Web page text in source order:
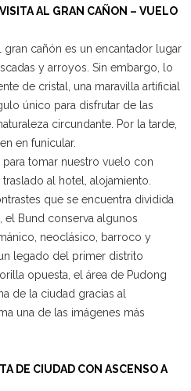
AL GRAN CAÑON – VUELO
gran cañón es un encantador lugar
y arroyos. Sin embargo, lo
de cristal, una maravilla artificial
único para disfrutar de las
circundante. Por la tarde,
en funicular.
para tomar nuestro vuelo con
al hotel, alojamiento.
que se encuentra dividida
el Bund conserva algunos
neoclásico, barroco y
legado del primer distrito
opuesta, el área de Pudong
de la ciudad gracias al
una de las imágenes más
DE CIUDAD CON ASCENSO A